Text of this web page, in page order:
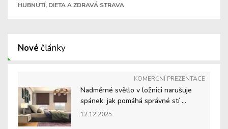
HUBNUTÍ, DIETA A ZDRAVÁ STRAVA
Nové články
KOMERČNÍ PREZENTACE
Nadměrné světlo v ložnici narušuje
spánek: jak pomáhá správné stí ...
12.12.2025